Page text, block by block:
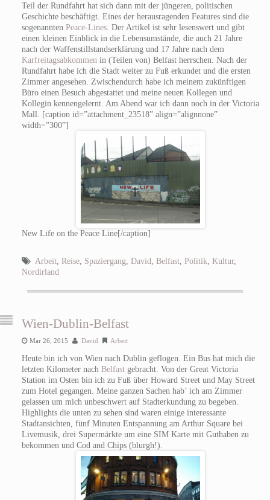
Teil der Rundfahrt hat sich dann mit der jüngeren, politischen
Geschichte beschäftigt. Eines der herausragenden Features sind die
sogenannten Peace-Lines. Der Artikel ist sehr lesenswert und gibt
einen kleinen Einblick in die Lebensumstände, die auch 21 Jahre
nach der Waffenstillstandserklärung und 17 Jahre nach dem
Karfreitagsabkommen in (Teilen von) Belfast herrschen. Nach der
Rundfahrt habe ich die Stadt weiter zu Fuß erkundet und die ersten
Zimmer angesehen. Zwischendurch habe ich meinem zukünftigen
Büro einen Besuch abgestattet und meine neuen Kollegen und
Kollegin kennengelernt. Am Abend war ich dann noch in der Victoria
Mall. [caption id=”attachment_23518” align=”alignnone”
width=”300”]
New Life on the Peace Line[/caption]
Arbeit, Reise, Spaziergang, David, Belfast, Politik, Kultur,
Nordirland
Wien-Dublin-Belfast
Mar 26, 2015 David Arbeit
Heute bin ich von Wien nach Dublin geflogen. Ein Bus hat mich die
letzten Kilometer nach Belfastgebracht. Von der Great Victoria
Station im Osten bin ich zu Fuß über Howard Street und May Street
zum Hotel gegangen. Meine ganzen Sachen hab’ ich am Zimmer
gelassen um mich unbeschwert auf Stadterkundung zu begeben.
Highlights die unten zu sehen sind waren einige interessante
Stadtansichten, fünf Minuten Entspannung am Arthur Square bei
Livemusik, drei Supermärkte um eine SIM Karte mit Guthaben zu
bekommen und Cod and Chips (blurgh!).